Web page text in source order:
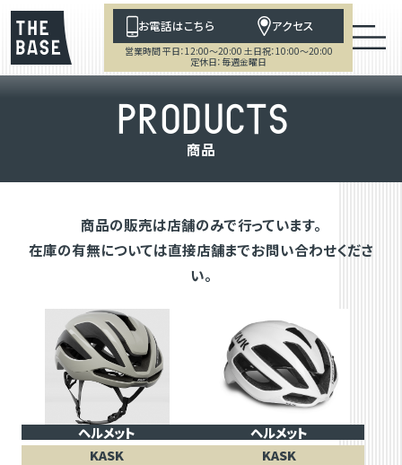
お電話はこちら アクセス
営業時間 平日：12:00～20:00 土日祝：10:00～20:00
定休日：毎週金曜日
PRODUCTS
商品
商品の販売は店舗のみで行っています。
在庫の有無については直接店舗までお問い合わせくださ
い。
ヘルメット
KASK
ヘルメット
KASK